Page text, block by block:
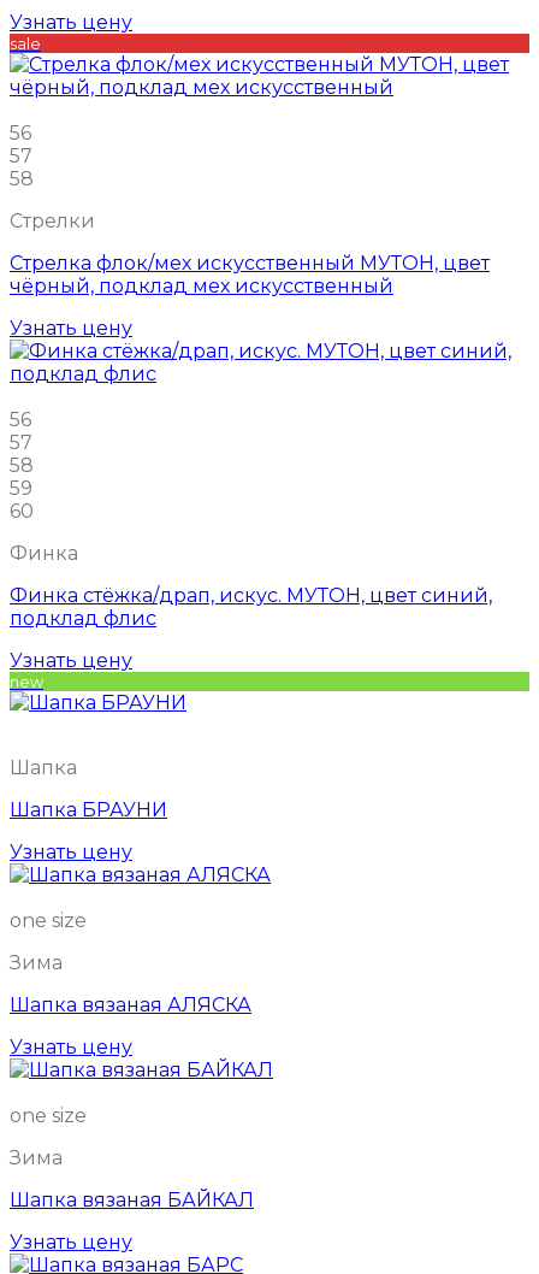
Узнать цену
sale
56
57
58
Стрелки
Стрелка флок/мех искусственный МУТОН, цвет
чёрный, подклад мех искусственный
Узнать цену
56
57
58
59
60
Финка
Финка стёжка/драп, искус. МУТОН, цвет синий,
подклад флис
Узнать цену
new
Шапка
Шапка БРАУНИ
Узнать цену
one size
Зима
Шапка вязаная АЛЯСКА
Узнать цену
one size
Зима
Шапка вязаная БАЙКАЛ
Узнать цену